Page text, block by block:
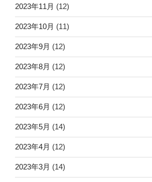
2023年11月 (12)
2023年10月 (11)
2023年9月 (12)
2023年8月 (12)
2023年7月 (12)
2023年6月 (12)
2023年5月 (14)
2023年4月 (12)
2023年3月 (14)